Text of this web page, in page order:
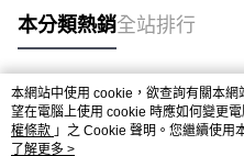
本分類熱銷全站排行
熱門標籤
本網站中使用 cookie，欲查詢有關本
望在電腦上使用 cookie 時應如何變更
權條款 」之 Cookie 聲明。您繼續使用
用條款之 Cookie 聲明使用 cookie。
了解更多 >